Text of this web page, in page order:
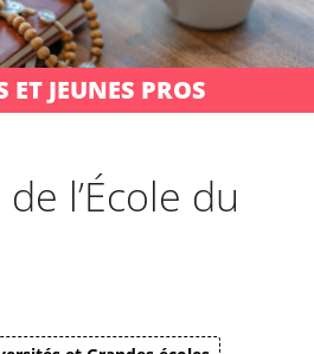
ET JEUNES PROS
l’École du